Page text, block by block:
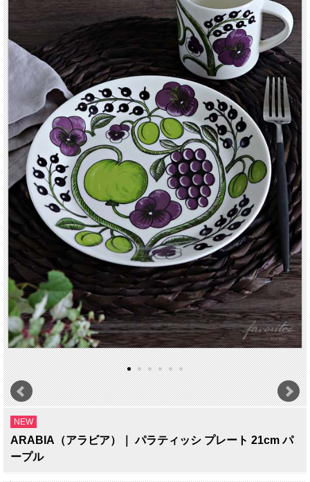
NEW
ARABIA（アラビア）｜ パラティッシ プレート 21cm パ
ープル